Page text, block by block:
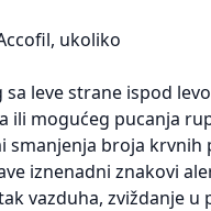
ukoliko
leve strane ispod
ili mogućeg pucanja
broja krvnih
iznenadni znakovi
vazduha, zviždanje